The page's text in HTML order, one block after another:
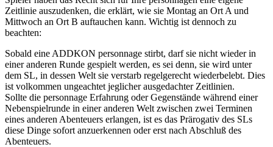
Zeitlinie auszudenken, die erklärt, wie sie Montag an Ort A und
Mittwoch an Ort B auftauchen kann. Wichtig ist dennoch zu
beachten:
Sobald eine ADDKON personnage stirbt, darf sie nicht wieder in
einer anderen Runde gespielt werden, es sei denn, sie wird unter
dem SL, in dessen Welt sie verstarb regelgerecht wiederbelebt. Dies
ist volkommen ungeachtet jeglicher ausgedachter Zeitlinien.
Sollte die personnage Erfahrung oder Gegenstände während einer
Nebenspielrunde in einer anderen Welt zwischen zwei Terminen
eines anderen Abenteuers erlangen, ist es das Prärogativ des SLs
diese Dinge sofort anzuerkennen oder erst nach Abschluß des
Abenteuers.